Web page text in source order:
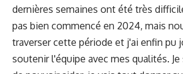
dernières semaines ont été très
pas bien commencé en 2024, mais
traverser cette période et j'ai enfin pu
soutenir l'équipe avec mes qualités.